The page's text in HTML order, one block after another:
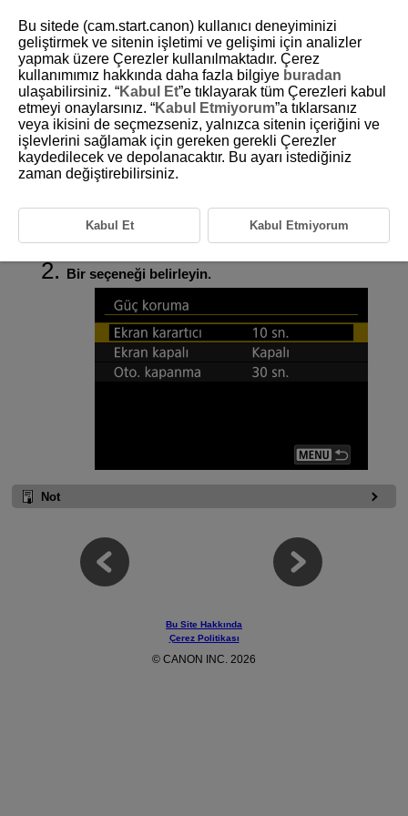
D388-224
Güç Tasarrufu
Ekranın ne zaman kararacağını, ekranın ne zaman kararacağını ve
sonra kapanacağını ve fotoğraf makinesi boşta bırakıldıktan sonra
makinenin ne zaman kapanacağını ayarlayabilirsiniz (Ekran karartıcı,
[ :Güç koruma] (
) seçimi yapın.
Bir seçeneği belirleyin.
Not
Bu Site Hakkında
Çerez Politikası
© CANON INC. 2026
Bu sitede (cam.start.canon) kullanıcı deneyiminizi
geliştirmek ve sitenin işletimi ve gelişimi için analizler
yapmak üzere Çerezler kullanılmaktadır. Çerez
kullanımımız hakkında daha fazla bilgiye buradan
ulaşabilirsiniz. “Kabul Et”e tıklayarak tüm Çerezleri kabul
etmeyi onaylarsınız. “Kabul Etmiyorum”a tıklarsanız
veya ikisini de seçmezseniz, yalnızca sitenin içeriğini ve
işlevlerini sağlamak için gereken gerekli Çerezler
kaydedilecek ve depolanacaktır. Bu ayarı istediğiniz
zaman değiştirebilirsiniz.
Kabul Et Kabul Etmiyorum